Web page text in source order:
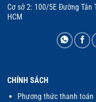
Cơ sở 2: 100/5E Đường Tân
HCM
CHÍNH SÁCH
Phương thức thanh toán